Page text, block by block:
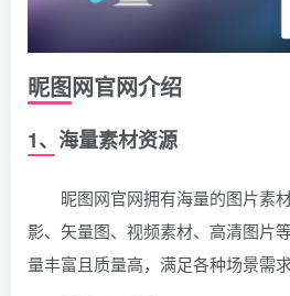
昵图网官网介绍
1、海量素材资源
昵图网官网拥有海量的图片素
影、矢量图、视频素材、高清图片
量丰富且质量高，满足各种场景需求